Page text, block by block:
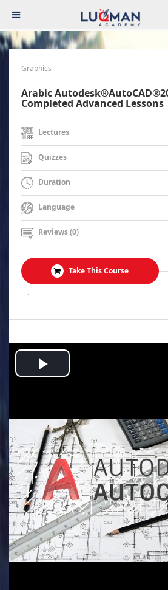
Graphics
Arabic
Completed Advanced Lessons
Lectures
Quizzes
Duration
Language
Reviews (0)
Take This Course
.
Play